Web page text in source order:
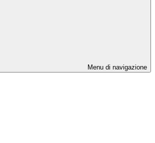
Menu di navigazione